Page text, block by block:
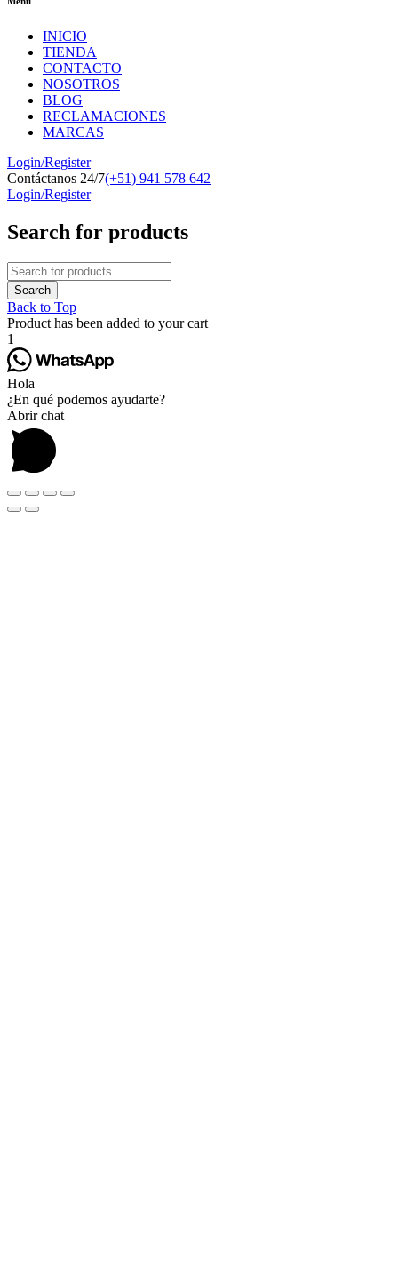
INICIO
TIENDA
CONTACTO
NOSOTROS
BLOG
RECLAMACIONES
MARCAS
Login/Register
Contáctanos 24/7(+51) 941 578 642
Login/Register
Search for products
Back to Top
Product has been added to your cart
1
Hola
¿En qué podemos ayudarte?
Abrir chat